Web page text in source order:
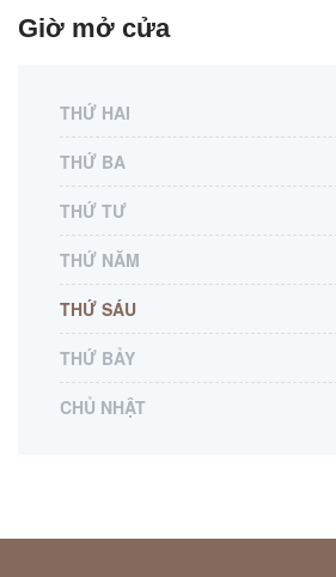
Giờ mở cửa
THỨ HAI
THỨ BA
THỨ TƯ
THỨ NĂM
THỨ SÁU
THỨ BẢY
CHỦ NHẬT